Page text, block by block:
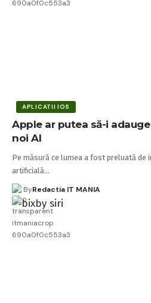
APLICATII IOS
Apple ar putea să-i
noi AI
Pe măsură ce lumea a fost preluată
artificială…
ByRedactia IT MANIA